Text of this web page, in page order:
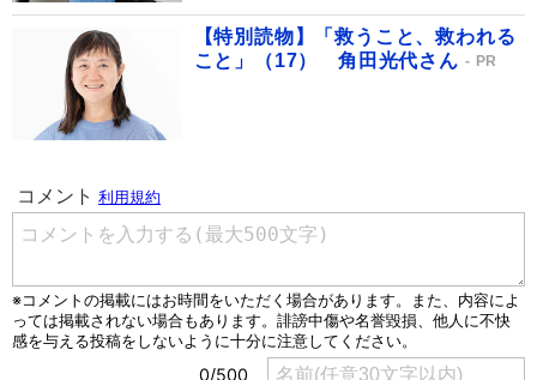
【特別読物】「救うこと、救われる
こと」（17） 角田光代さん
PR